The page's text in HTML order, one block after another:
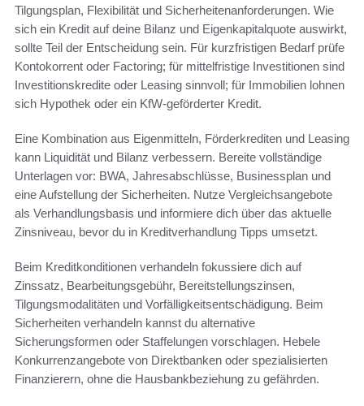
Tilgungsplan, Flexibilität und Sicherheitenanforderungen. Wie
sich ein Kredit auf deine Bilanz und Eigenkapitalquote auswirkt,
sollte Teil der Entscheidung sein. Für kurzfristigen Bedarf prüfe
Kontokorrent oder Factoring; für mittelfristige Investitionen sind
Investitionskredite oder Leasing sinnvoll; für Immobilien lohnen
sich Hypothek oder ein KfW-geförderter Kredit.
Eine Kombination aus Eigenmitteln, Förderkrediten und Leasing
kann Liquidität und Bilanz verbessern. Bereite vollständige
Unterlagen vor: BWA, Jahresabschlüsse, Businessplan und
eine Aufstellung der Sicherheiten. Nutze Vergleichsangebote
als Verhandlungsbasis und informiere dich über das aktuelle
Zinsniveau, bevor du in Kreditverhandlung Tipps umsetzt.
Beim Kreditkonditionen verhandeln fokussiere dich auf
Zinssatz, Bearbeitungsgebühr, Bereitstellungszinsen,
Tilgungsmodalitäten und Vorfälligkeitsentschädigung. Beim
Sicherheiten verhandeln kannst du alternative
Sicherungsformen oder Staffelungen vorschlagen. Hebele
Konkurrenzangebote von Direktbanken oder spezialisierten
Finanzierern, ohne die Hausbankbeziehung zu gefährden.